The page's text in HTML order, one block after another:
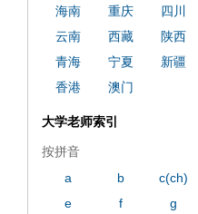
海南
重庆 四川
云南
西藏 陕西
青海
宁夏 新疆
香港
澳门
大学老师索引
按拼音
a
b c(ch)
e
f g